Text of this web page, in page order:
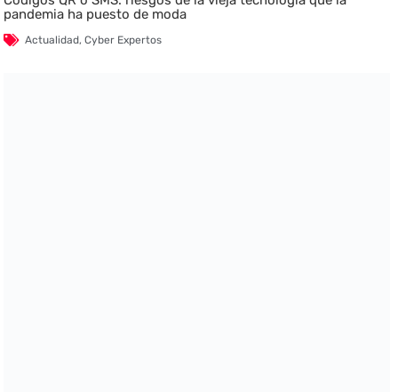
pandemia ha puesto de moda
Actualidad,Cyber Expertos